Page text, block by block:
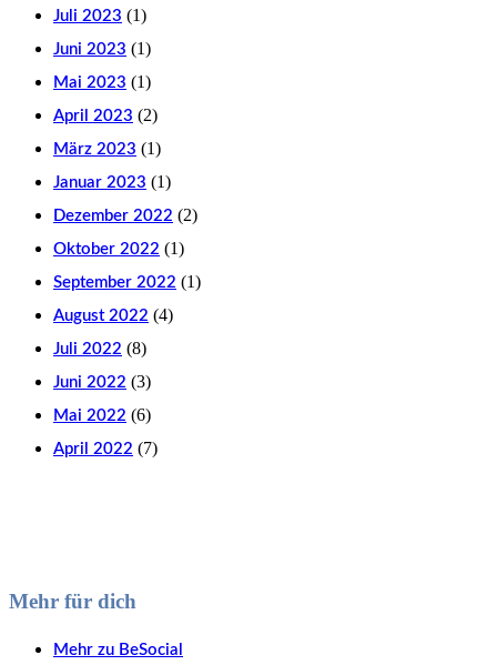
Juli 2023 (1)
Juni 2023 (1)
Mai 2023 (1)
April 2023 (2)
März 2023 (1)
Januar 2023 (1)
Dezember 2022 (2)
Oktober 2022 (1)
September 2022 (1)
August 2022 (4)
Juli 2022 (8)
Juni 2022 (3)
Mai 2022 (6)
April 2022 (7)
Mehr für dich
Mehr zu BeSocial